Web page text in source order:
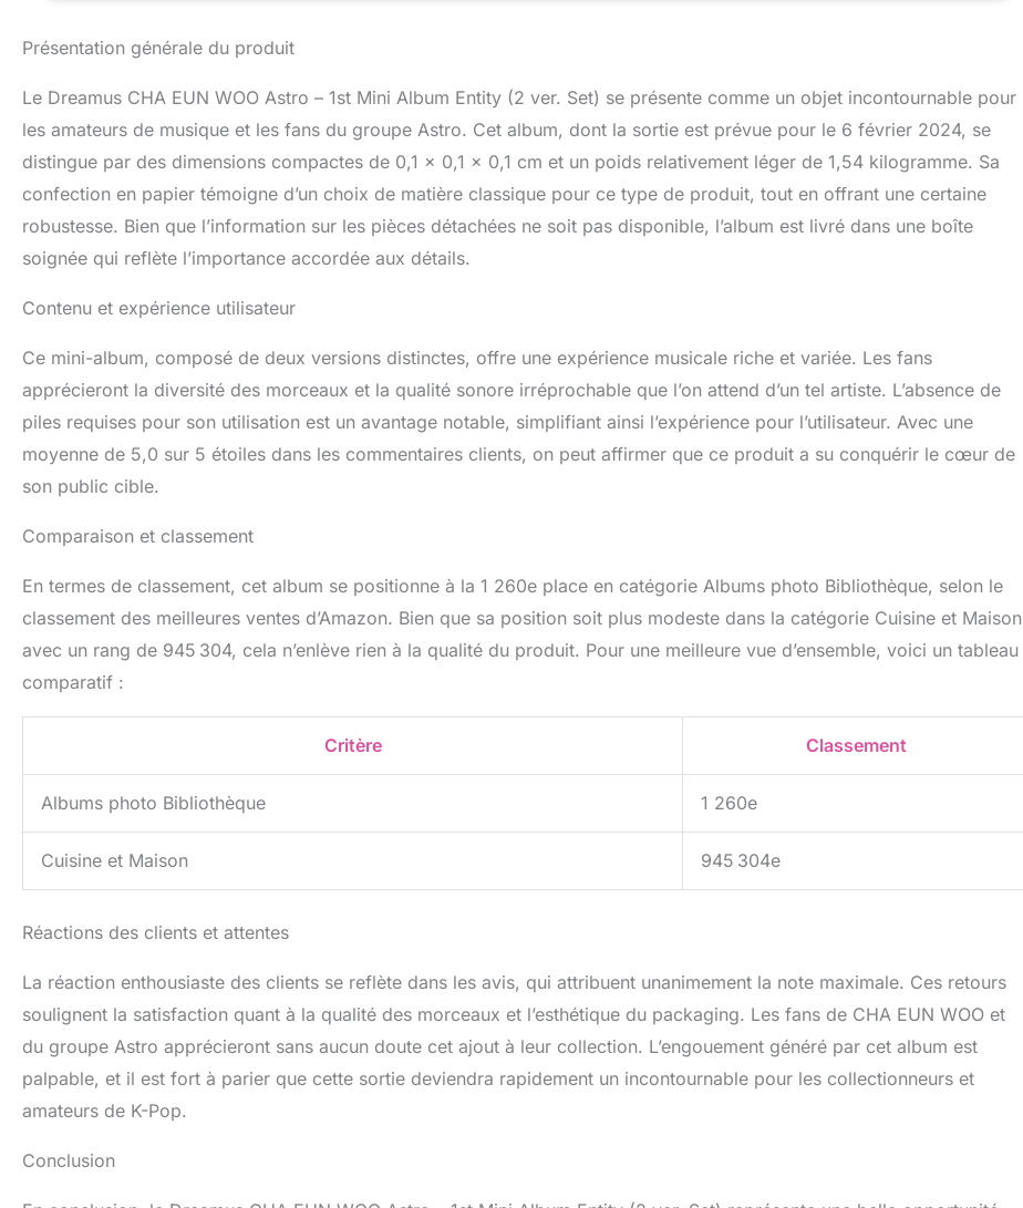
Présentation générale du produit
Le Dreamus CHA EUN WOO Astro – 1st Mini Album Entity (2 ver. Set) se présente comme un objet incontournable pour
les amateurs de musique et les fans du groupe Astro. Cet album, dont la sortie est prévue pour le 6 février 2024, se
distingue par des dimensions compactes de 0,1 x 0,1 x 0,1 cm et un poids relativement léger de 1,54 kilogramme. Sa
confection en papier témoigne d’un choix de matière classique pour ce type de produit, tout en offrant une certaine
robustesse. Bien que l’information sur les pièces détachées ne soit pas disponible, l’album est livré dans une boîte
soignée qui reflète l’importance accordée aux détails.
Contenu et expérience utilisateur
Ce mini-album, composé de deux versions distinctes, offre une expérience musicale riche et variée. Les fans
apprécieront la diversité des morceaux et la qualité sonore irréprochable que l’on attend d’un tel artiste. L’absence de
piles requises pour son utilisation est un avantage notable, simplifiant ainsi l’expérience pour l’utilisateur. Avec une
moyenne de 5,0 sur 5 étoiles dans les commentaires clients, on peut affirmer que ce produit a su conquérir le cœur de
son public cible.
Comparaison et classement
En termes de classement, cet album se positionne à la 1 260e place en catégorie Albums photo Bibliothèque, selon le
classement des meilleures ventes d’Amazon. Bien que sa position soit plus modeste dans la catégorie Cuisine et Maison
avec un rang de 945 304, cela n’enlève rien à la qualité du produit. Pour une meilleure vue d’ensemble, voici un tableau
comparatif :
Critère Classement
Albums photo Bibliothèque 1 260e
Cuisine et Maison 945 304e
Réactions des clients et attentes
La réaction enthousiaste des clients se reflète dans les avis, qui attribuent unanimement la note maximale. Ces retours
soulignent la satisfaction quant à la qualité des morceaux et l’esthétique du packaging. Les fans de CHA EUN WOO et
du groupe Astro apprécieront sans aucun doute cet ajout à leur collection. L’engouement généré par cet album est
palpable, et il est fort à parier que cette sortie deviendra rapidement un incontournable pour les collectionneurs et
amateurs de K-Pop.
Conclusion